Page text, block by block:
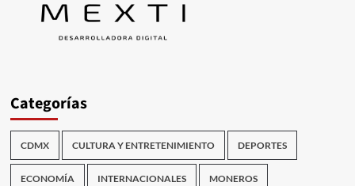
Categorías
CDMX CULTURA Y ENTRETENIMIENTO DEPORTES
ECONOMÍA INTERNACIONALES MONEROS